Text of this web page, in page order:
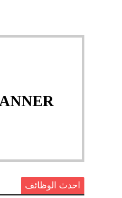
احدث الوظائف